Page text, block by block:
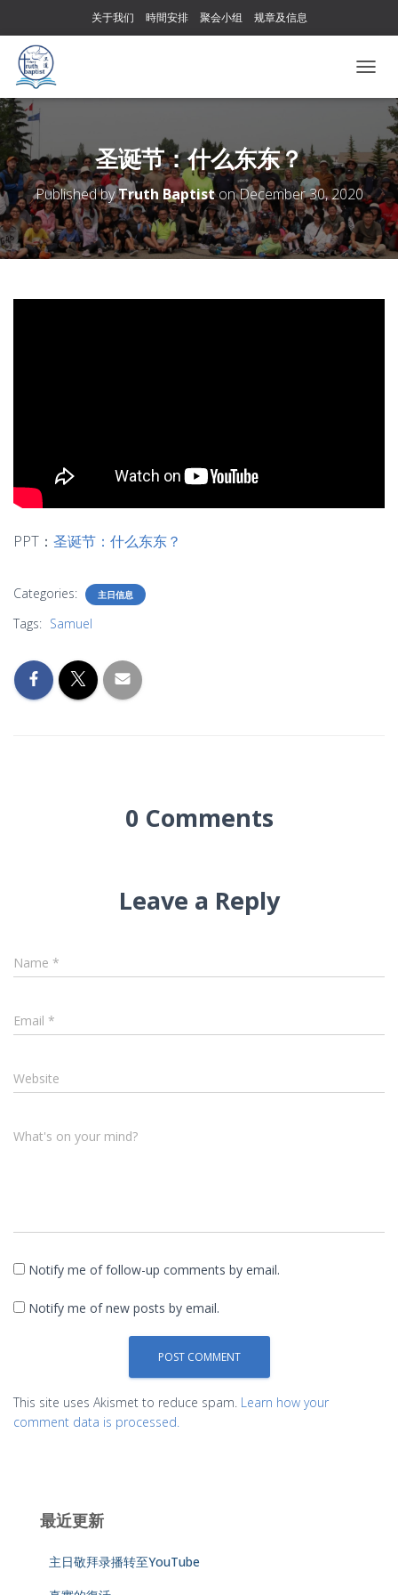
关于我们 時間安排 聚会小组 规章及信息
O
E
N
A
V
I
G
I
圣诞节：什么东东？
Published byTruth BaptistonDecember 30, 2020
PPT： 圣诞节：什么东东？
Categories: 主日信息
Tags: Samuel
0 Comments
Leave a Reply
Name *
Email *
Website
What's on your mind?
Notify me of follow-up comments by email.
Notify me of new posts by email.
This site uses Akismet to reduce spam. Learn how your
comment data is processed.
最近更新
主日敬拜录播转至YouTube